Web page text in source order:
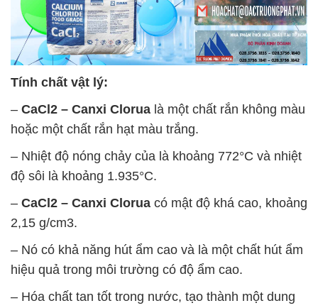
Tính chất vật lý:
– CaCl2 – Canxi Clorua là một chất rắn không màu
hoặc một chất rắn hạt màu trắng.
– Nhiệt độ nóng chảy của là khoảng 772°C và nhiệt
độ sôi là khoảng 1.935°C.
– CaCl2 – Canxi Clorua có mật độ khá cao, khoảng
2,15 g/cm3.
– Nó có khả năng hút ẩm cao và là một chất hút ẩm
hiệu quả trong môi trường có độ ẩm cao.
– Hóa chất tan tốt trong nước, tạo thành một dung